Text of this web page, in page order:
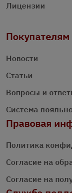
Лицензии
Покупателям
Новости
Статьи
Вопросы и
Система
Правовая
Политика
Согласие на
Согласие на